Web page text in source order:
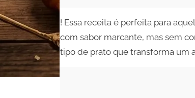
! Essa receita é perfeita para
com sabor marcante, mas sem
tipo de prato que transforma um